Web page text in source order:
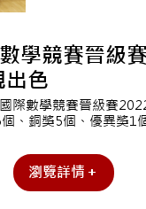
學競賽晉級賽
色
際數學競賽晉級賽
、銅獎5個、優異獎1
瀏覽詳情＋